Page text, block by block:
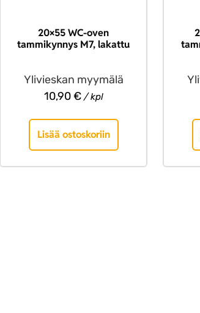
20×55 WC-oven
tammikynnys M7, lakattu
Ylivieskan myymälä
10,90€/ kpl
Lisää ostoskoriin